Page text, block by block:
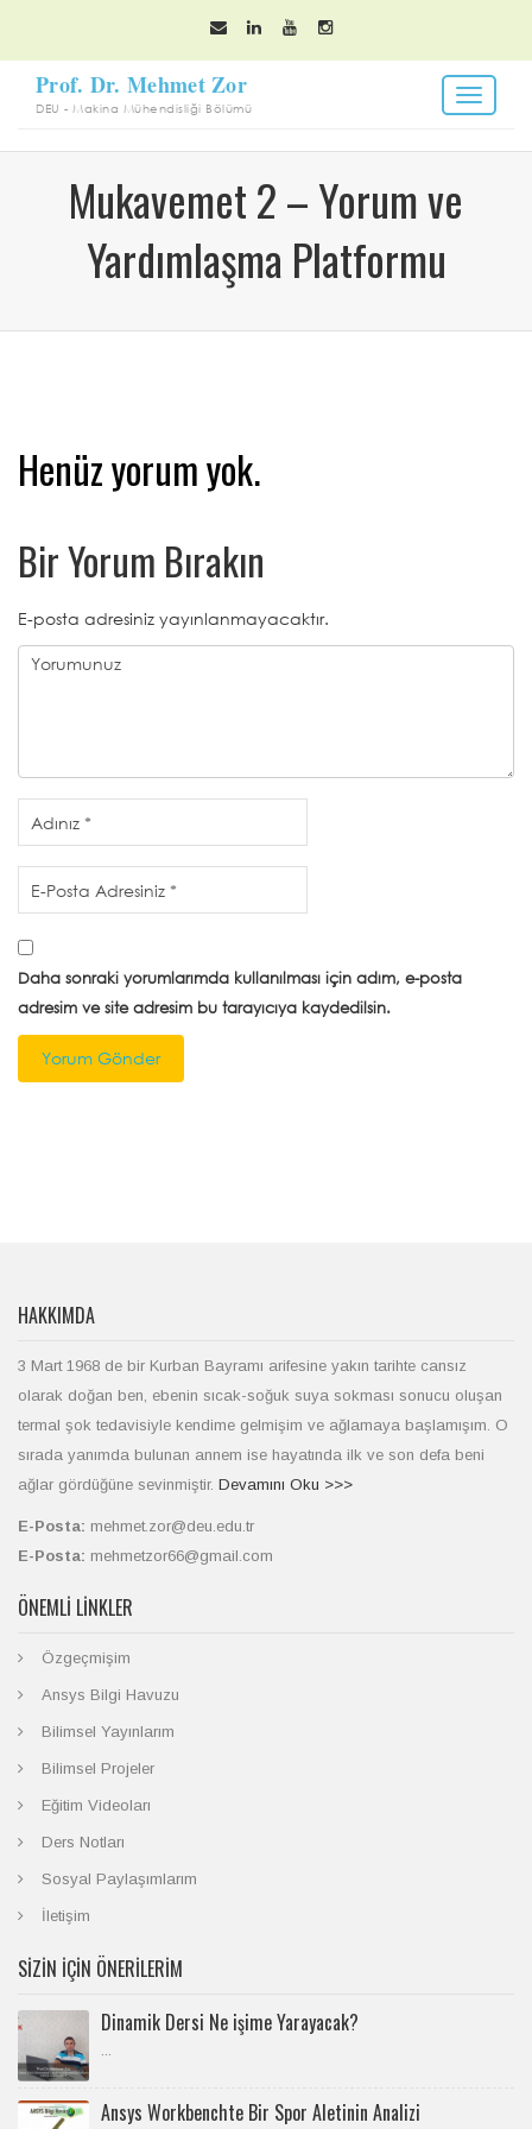
Toggle
Mukavemet 2 – Yorum ve
Yardımlaşma Platformu
Henüz yorum yok.
Bir Yorum Bırakın
E-posta adresiniz yayınlanmayacaktır.
Daha sonraki yorumlarımda kullanılması için adım, e-posta
adresim ve site adresim bu tarayıcıya kaydedilsin.
HAKKIMDA
3 Mart 1968 de bir Kurban Bayramı arifesine yakın tarihte cansız
olarak doğan ben, ebenin sıcak-soğuk suya sokması sonucu oluşan
termal şok tedavisiyle kendime gelmişim ve ağlamaya başlamışım. O
sırada yanımda bulunan annem ise hayatında ilk ve son defa beni
ağlar gördüğüne sevinmiştir. Devamını Oku >>>
E-Posta: mehmet.zor@deu.edu.tr
E-Posta: mehmetzor66@gmail.com
ÖNEMLI LINKLER
Özgeçmişim
Ansys Bilgi Havuzu
Bilimsel Yayınlarım
Bilimsel Projeler
Eğitim Videoları
Ders Notları
Sosyal Paylaşımlarım
İletişim
SİZİN İÇİN ÖNERİLERİM
Dinamik Dersi Ne işime Yarayacak?
...
Ansys Workbenchte Bir Spor Aletinin Analizi